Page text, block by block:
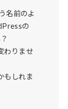
名前のよ
の
わりませ
もしれま